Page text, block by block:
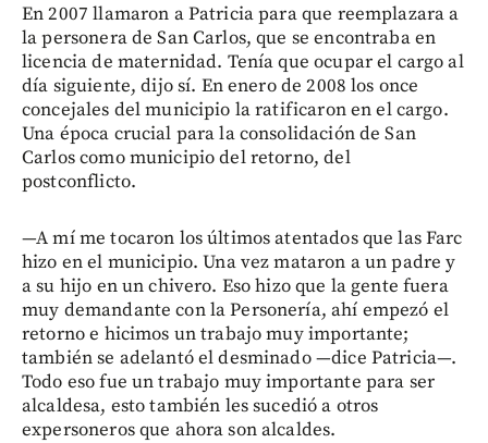
En 2007 llamaron a Patricia para que reemplazara a
la personera de San Carlos, que se encontraba en
licencia de maternidad. Tenía que ocupar el cargo al
día siguiente, dijo sí. En enero de 2008 los once
concejales del municipio la ratificaron en el cargo.
Una época crucial para la consolidación de San
Carlos como municipio del retorno, del
postconflicto.
—A mí me tocaron los últimos atentados que las Farc
hizo en el municipio. Una vez mataron a un padre y
a su hijo en un chivero. Eso hizo que la gente fuera
muy demandante con la Personería, ahí empezó el
retorno e hicimos un trabajo muy importante;
también se adelantó el desminado —dice Patricia—.
Todo eso fue un trabajo muy importante para ser
alcaldesa, esto también les sucedió a otros
expersoneros que ahora son alcaldes.